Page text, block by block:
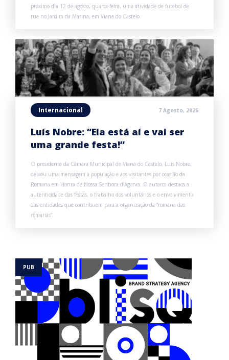
próximo dia 12 de agosto, quarta-feira, uma atividade de futebol de
rua no Jardim da Marina, em Viana do Castelo.
Internacional 7 Agosto, 2026
Luís Nobre: “Ela está aí e vai ser
uma grande festa!”
O presidente da Câmara Municipal de Viana do Castelo, Luís Nobre,
deixou uma mensagem à população e aos visitantes por ocasião da
Romaria em Honra de Nossa Senhora d’Agonia. O autarca destaca a
autenticidade das festas, o trabalho dos voluntários e o envolvimento
das entidades que contribuem para a organização da “romaria das
romarias”.